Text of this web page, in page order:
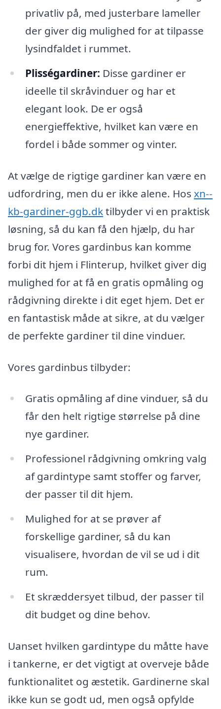
privatliv på, med justerbare lameller
der giver dig mulighed for at tilpasse
lysindfaldet i rummet.
Plisségardiner: Disse gardiner er
ideelle til skråvinduer og har et
elegant look. De er også
energieffektive, hvilket kan være en
fordel i både sommer og vinter.
At vælge de rigtige gardiner kan være en
udfordring, men du er ikke alene. Hos xn--
kb-gardiner-ggb.dktilbyder vi en praktisk
løsning, så du kan få den hjælp, du har
brug for. Vores gardinbus kan komme
forbi dit hjem i Flinterup, hvilket giver dig
mulighed for at få en gratis opmåling og
rådgivning direkte i dit eget hjem. Det er
en fantastisk måde at sikre, at du vælger
de perfekte gardiner til dine vinduer.
Vores gardinbus tilbyder:
Gratis opmåling af dine vinduer, så du
får den helt rigtige størrelse på dine
nye gardiner.
Professionel rådgivning omkring valg
af gardintype samt stoffer og farver,
der passer til dit hjem.
Mulighed for at se prøver af
forskellige gardiner, så du kan
visualisere, hvordan de vil se ud i dit
rum.
Et skræddersyet tilbud, der passer til
dit budget og dine behov.
Uanset hvilken gardintype du måtte have
i tankerne, er det vigtigt at overveje både
funktionalitet og æstetik. Gardinerne skal
ikke kun se godt ud, men også opfylde